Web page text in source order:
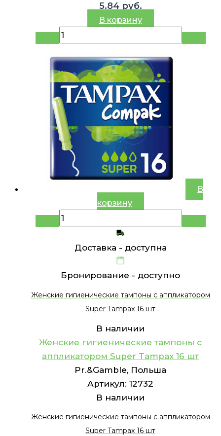
5.84 руб.
В корзину
В
корзину
Доставка - доступна
Бронирование - доступно
Женские гигиенические тампоны с аппликатором
Super Tampax 16 шт
В наличии
Женские гигиенические тампоны с
аппликатором Super Tampax 16 шт
Pr.&Gamble, Польша
Артикул: 12732
В наличии
Женские гигиенические тампоны с аппликатором
Super Tampax 16 шт